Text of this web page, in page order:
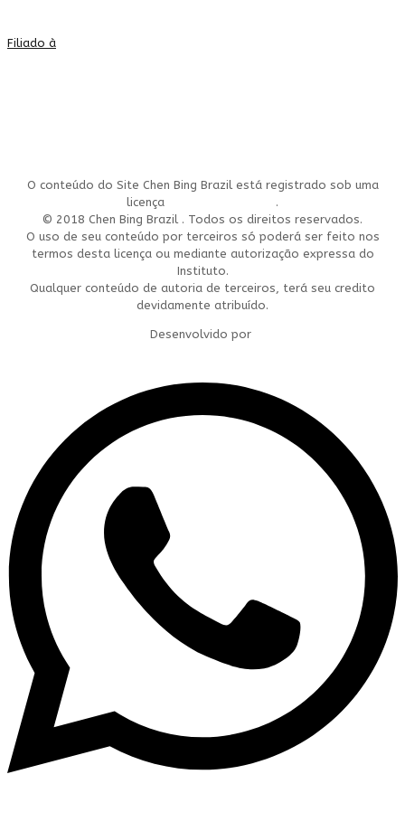
Filiado à
O conteúdo do Site Chen Bing Brazil está registrado sob uma
licença
.
© 2018 Chen Bing Brazil . Todos os direitos reservados.
O uso de seu conteúdo por terceiros só poderá ser feito nos
termos desta licença ou mediante autorização expressa do
Instituto.
Qualquer conteúdo de autoria de terceiros, terá seu credito
devidamente atribuído.
Desenvolvido por